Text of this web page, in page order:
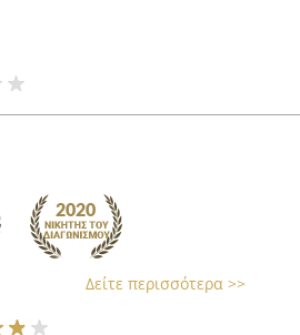
Δείτε περισσότερα >>